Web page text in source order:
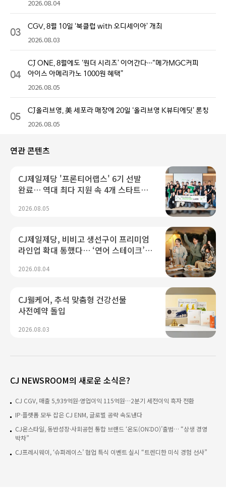
2026.08.04
03 CGV, 8월 10일 ‘북클럽 with 오디세이아’ 개최
2026.08.03
04
CJ ONE, 8월에도 ‘원더 시리즈’ 이어간다…“메가MGC커피
아이스 아메리카노 1000원 혜택”
2026.08.05
05 CJ올리브영, 美 세포라 매장에 20일 ‘올리브영 K뷰티에딧’ 론칭
2026.08.05
연관 콘텐츠
CJ제일제당 '프론티어랩스' 6기 선발
완료… 역대 최다 지원 속 4개 스타트업
2026.08.05
CJ제일제당, 비비고 생선구이 프리미엄
라인업 확대 통했다… ‘연어 스테이크’
돌파
2026.08.04
CJ웰케어, 추석 맞춤형 건강선물
사전예약 돌입
2026.08.03
CJ NEWSROOM의 새로운 소식은?
CJ CGV, 매출 5,939억원·영업이익 115억원…2분기 세전이익 흑자 전환
IP·플랫폼 모두 잡은 CJ ENM, 글로벌 공략 속도낸다
CJ온스타일, 동반성장·사회공헌 통합 브랜드 ‘온도(ON:DO)’출범… “상생 경영
박차”
CJ프레시웨이, ‘슈퍼레이스’ 협업 특식 이벤트 실시 “트렌디한 미식 경험 선사”